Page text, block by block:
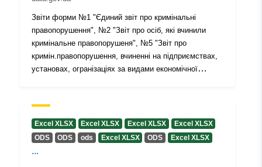
Version info:
Звіти форми №1 "Єдиний звіт про кримінальні
правопорушення", №2 "Звіт про осіб, які вчинили
кримінальне правопорушеня", №5 "Звіт про
кримін.правопорушення, вчиненні на підприємствах,
установах, огранізаціях за видами економічної
", № 1-ЛФТ "Звіт про результати розслідування
кримінальних проваджень про кримінальні
правопорушення щодо легалізації (відмивання)
Excel XLSX Excel XLSX Excel XLSX
Excel XLSX
ODS
ODS оds Excel XLSX ODS Excel XLSX
...